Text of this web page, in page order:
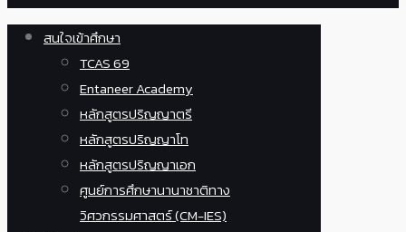
สนใจเข้าศึกษา
TCAS 69
Entaneer Academy
หลักสูตรปริญญาตรี
หลักสูตรปริญญาโท
หลักสูตรปริญญาเอก
ศูนย์การศึกษานานาชาติทาง
วิศวกรรมศาสตร์ (CM-IES)